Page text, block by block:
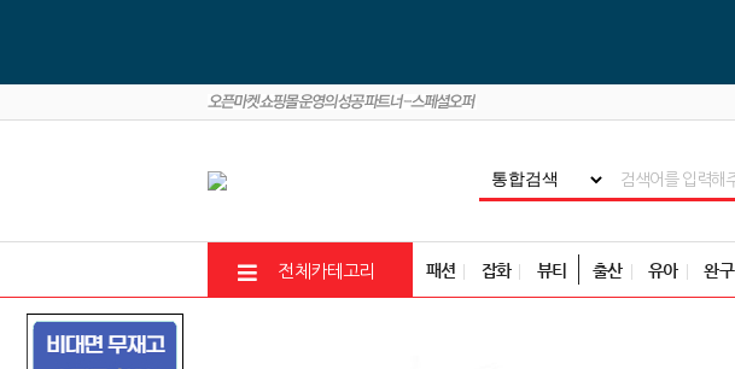
전체카테고리 패션 잡화 뷰티 출산 유아 완구